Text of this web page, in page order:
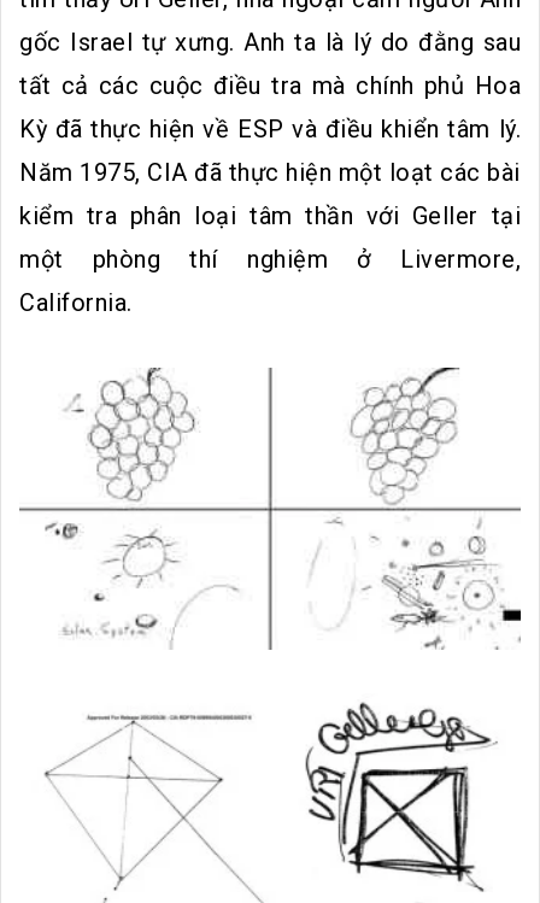
gốc Israel tự xưng. Anh ta là lý do đằng sau
tất cả các cuộc điều tra mà chính phủ Hoa
Kỳ đã thực hiện về ESP và điều khiển tâm lý.
Năm 1975, CIA đã thực hiện một loạt các bài
kiểm tra phân loại tâm thần với Geller tại
một phòng thí nghiệm ở Livermore,
California.